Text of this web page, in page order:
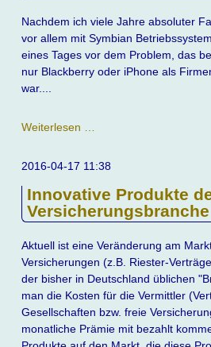
Nachdem ich viele Jahre absoluter
vor allem mit Symbian
eines Tages vor dem Problem, das
nur Blackberry oder iPhone als
war....
Weiterlesen …
über
Jahre
2016-04-17 11:38
Innovative Produkte
Versicherungsbranche
Aktuell ist eine Veränderung am
Versicherungen (z.B. Riester-
der bisher in Deutschland üblichen
man die Kosten für die Vermittler
Gesellschaften bzw. freie
monatliche Prämie mit bezahlt